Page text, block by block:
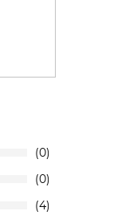
0
0
4